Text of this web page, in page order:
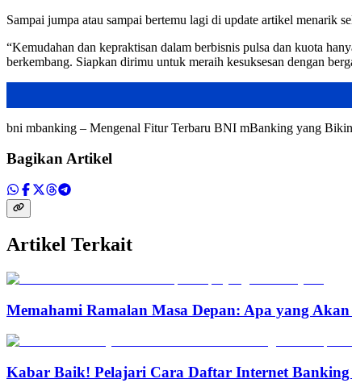
Sampai jumpa atau sampai bertemu lagi di update artikel menarik
“Kemudahan dan kepraktisan dalam berbisnis pulsa dan kuota
berkembang. Siapkan dirimu untuk meraih kesuksesan dengan
bni mbanking – Mengenal Fitur Terbaru BNI mBanking yang
Bagikan Artikel
Artikel Terkait
Memahami Ramalan Masa Depan: Apa yang
Kabar Baik! Pelajari Cara Daftar Internet